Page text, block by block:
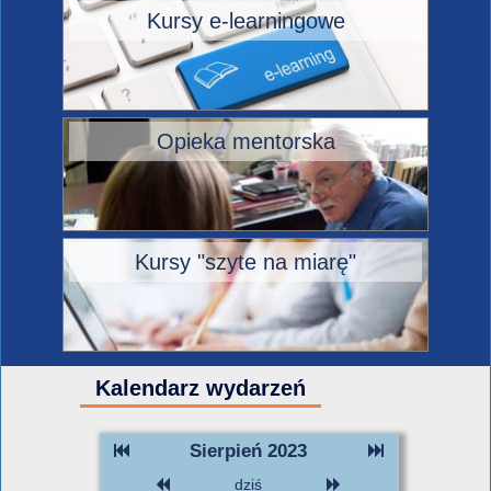
Kursy e-learningowe
Opieka mentorska
Kursy "szyte na miarę"
Kalendarz wydarzeń
Sierpień 2023
dziś